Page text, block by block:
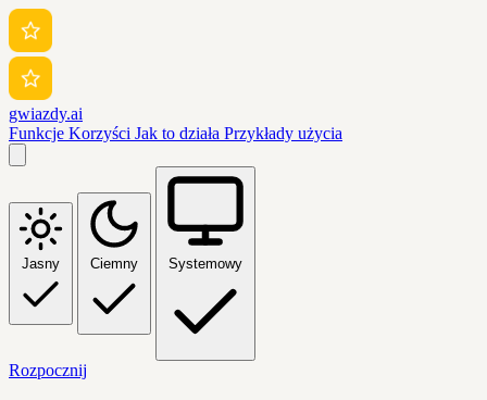
gwiazdy.ai
Funkcje Korzyści Jak to działa Przykłady użycia
Jasny Ciemny Systemowy
Rozpocznij